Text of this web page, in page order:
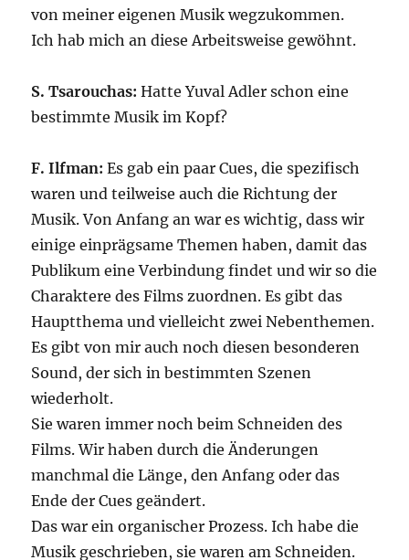
von meiner eigenen Musik wegzukommen.
Ich hab mich an diese Arbeitsweise gewöhnt.
S. Tsarouchas: Hatte Yuval Adler schon eine
bestimmte Musik im Kopf?
F. Ilfman: Es gab ein paar Cues, die spezifisch
waren und teilweise auch die Richtung der
Musik. Von Anfang an war es wichtig, dass wir
einige einprägsame Themen haben, damit das
Publikum eine Verbindung findet und wir so die
Charaktere des Films zuordnen. Es gibt das
Hauptthema und vielleicht zwei Nebenthemen.
Es gibt von mir auch noch diesen besonderen
Sound, der sich in bestimmten Szenen
wiederholt.
Sie waren immer noch beim Schneiden des
Films. Wir haben durch die Änderungen
manchmal die Länge, den Anfang oder das
Ende der Cues geändert.
Das war ein organischer Prozess. Ich habe die
Musik geschrieben, sie waren am Schneiden.